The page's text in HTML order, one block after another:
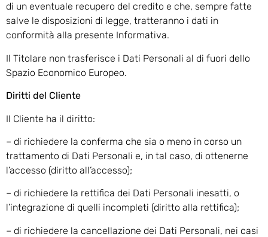
di un eventuale recupero del credito e che, sempre fatte
salve le disposizioni di legge, tratteranno i dati in
conformità alla presente Informativa.
Il Titolare non trasferisce i Dati Personali al di fuori dello
Spazio Economico Europeo.
Diritti del Cliente
Il Cliente ha il diritto:
– di richiedere la conferma che sia o meno in corso un
trattamento di Dati Personali e, in tal caso, di ottenerne
l’accesso (diritto all’accesso);
– di richiedere la rettifica dei Dati Personali inesatti, o
l’integrazione di quelli incompleti (diritto alla rettifica);
– di richiedere la cancellazione dei Dati Personali, nei casi